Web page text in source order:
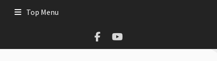
Top Menu